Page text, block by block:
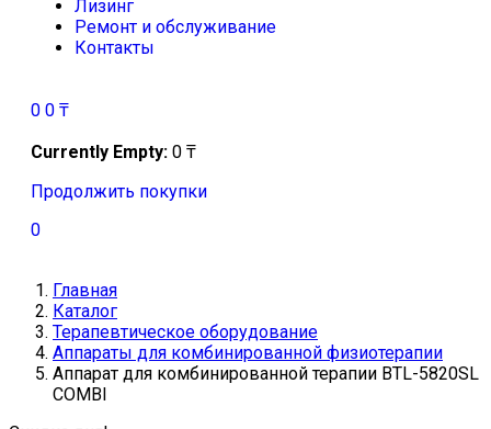
Лизинг
Ремонт и обслуживание
Контакты
0 0 ₸
Currently Empty: 0 ₸
Продолжить покупки
0
Главная
Каталог
Терапевтическое оборудование
Аппараты для комбинированной физиотерапии
Аппарат для комбинированной терапии BTL-5820SL
COMBI